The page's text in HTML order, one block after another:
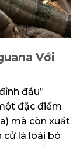
Với
đầu”
đặc điểm
mà còn xuất
cử là loài bò